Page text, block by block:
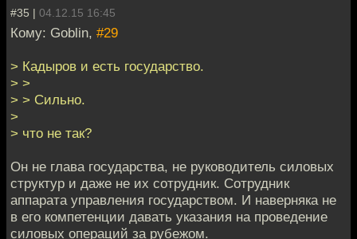
#35 | 04.12.15 16:45
Кому: Goblin, #29
> Кадыров и есть государство.
> >
> > Сильно.
>
> что не так?
Он не глава государства, не руководитель силовых
структур и даже не их сотрудник. Сотрудник
аппарата управления государством. И наверняка не
в его компетенции давать указания на проведение
силовых операций за рубежом.